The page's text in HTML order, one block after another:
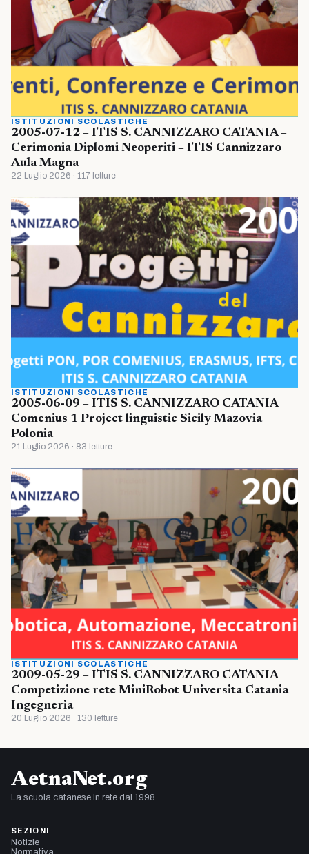
ISTITUZIONI SCOLASTICHE
2005-07-12 – ITIS S. CANNIZZARO CATANIA –
Cerimonia Diplomi Neoperiti – ITIS Cannizzaro
Aula Magna
22 Luglio 2026 · 117 letture
ISTITUZIONI SCOLASTICHE
2005-06-09 – ITIS S. CANNIZZARO CATANIA
Comenius 1 Project linguistic Sicily Mazovia
Polonia
21 Luglio 2026 · 83 letture
ISTITUZIONI SCOLASTICHE
2009-05-29 – ITIS S. CANNIZZARO CATANIA
Competizione rete MiniRobot Universita Catania
Ingegneria
20 Luglio 2026 · 130 letture
AetnaNet.org
La scuola catanese in rete dal 1998
SEZIONI
Notizie
Normativa